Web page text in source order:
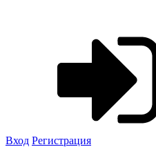
Вход Регистрация